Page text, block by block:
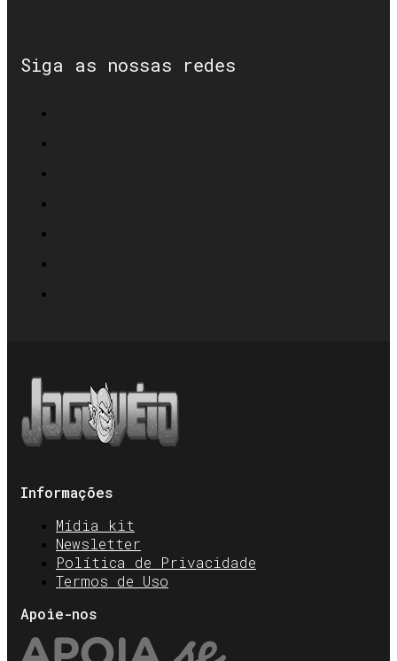
Siga as nossas redes
Informações
Mídia kit
Newsletter
Política de Privacidade
Termos de Uso
Apoie-nos